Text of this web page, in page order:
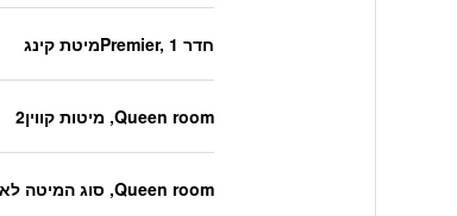
חדר Premier, 1מיטת קינג
Queen room, מיטות קווין2
Queen room, סוג המיטה לא ידוע